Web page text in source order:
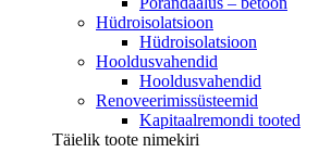
Hüdroisolatsioon
Hüdroisolatsioon
Hooldusvahendid
Hooldusvahendid
Renoveerimissüsteemid
Kapitaalremondi tooted
Täielik toote nimekiri